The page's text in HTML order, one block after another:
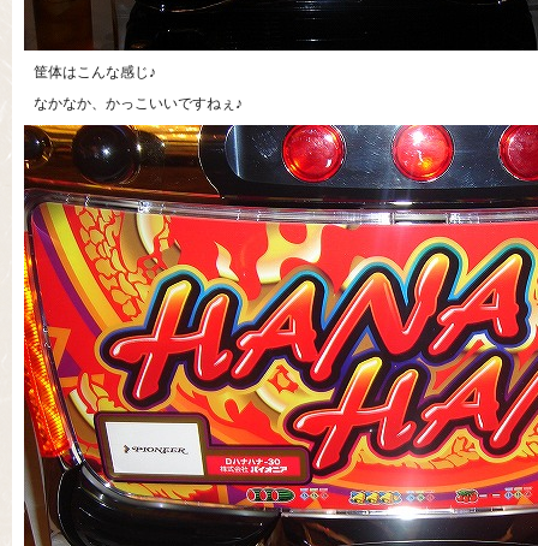
筐体はこんな感じ♪
なかなか、かっこいいですねぇ♪